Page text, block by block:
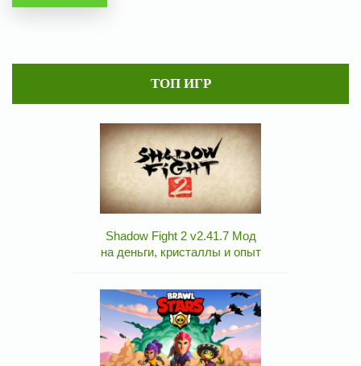
ТОП ИГР
Shadow Fight 2 v2.41.7 Мод
на деньги, кристаллы и опыт